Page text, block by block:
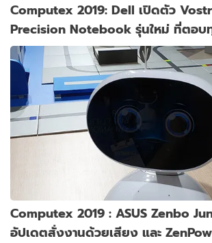
Computex 2019: Dell เปิดตัว
Precision Notebook รุ่นใหม่ ที่ตอบ
ทำงานมากขึ้น
Computex 2019 : ASUS Zenbo
อัปเดตสั่งงานด้วยเสียง และ